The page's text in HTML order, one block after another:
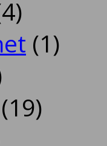
(1)
(19)